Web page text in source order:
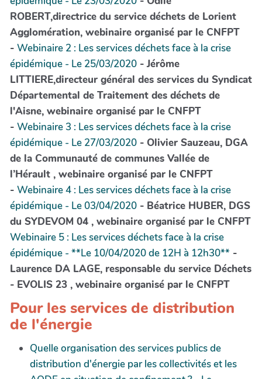
ROBERT,directrice du service déchets de Lorient
Agglomération, webinaire organisé par le CNFPT
- Webinaire 2 : Les services déchets face à la crise
épidémique - Le 25/03/2020 - Jérôme
LITTIERE,directeur général des services du Syndicat
Départemental de Traitement des déchets de
l'Aisne, webinaire organisé par le CNFPT
- Webinaire 3 : Les services déchets face à la crise
épidémique - Le 27/03/2020 - Olivier Sauzeau, DGA
de la Communauté de communes Vallée de
l’Hérault , webinaire organisé par le CNFPT
- Webinaire 4 : Les services déchets face à la crise
épidémique - Le 03/04/2020 - Béatrice HUBER, DGS
du SYDEVOM 04 , webinaire organisé par le CNFPT
Webinaire 5 : Les services déchets face à la crise
épidémique - **Le 10/04/2020 de 12H à 12h30** -
Laurence DA LAGE, responsable du service Déchets
- EVOLIS 23 , webinaire organisé par le CNFPT
Pour les services de distribution
de l'énergie
Quelle organisation des services publics de
distribution d'énergie par les collectivités et les